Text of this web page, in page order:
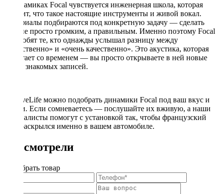
В динамиках Focal чувствуется инженерная школа, которая
помнит, что такое настоящие инструменты и живой вокал.
Материалы подбираются под конкретную задачу — сделать
звук не просто громким, а правильным. Именно поэтому Focal
так любят те, кто однажды услышал разницу между
«качественно» и «очень качественно». Это акустика, которая
не устает со временем — вы просто открываете в ней новые
грани знакомых записей.
В DriveLife можно подобрать динамики Focal под ваш вкус и
задачи. Если сомневаетесь — послушайте их вживую, а наши
специалисты помогут с установкой так, чтобы французский
звук раскрылся именно в вашем автомобиле.
Вы смотрели
Подобрать товар